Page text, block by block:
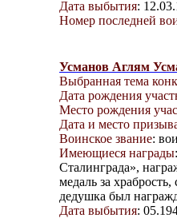
Дата выбытия:
Номер последней
Усманов Аглям
Выбранная тема
Дата рождения
Место рождения
Дата и место
Воинское звание:
Имеющиеся награды
Сталинграда»,
медаль за
дедушка был
Дата выбытия: